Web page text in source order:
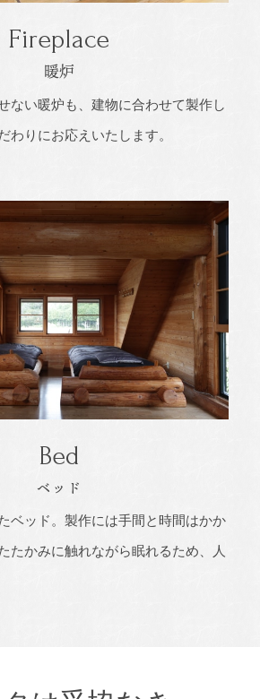
Fireplace
暖炉
ない暖炉も、建物に合わせて製作し
わりにお応えいたします。
Bed
ベッド
ベッド。製作には手間と時間はかか
たかみに触れながら眠れるため、人